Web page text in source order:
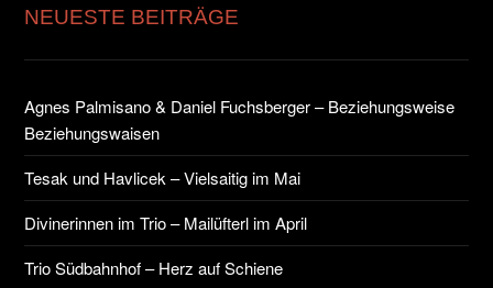
NEUESTE BEITRÄGE
Agnes Palmisano & Daniel Fuchsberger – Beziehungsweise
Beziehungswaisen
Tesak und Havlicek – Vielsaitig im Mai
Divinerinnen im Trio – Mailüfterl im April
Trio Südbahnhof – Herz auf Schiene